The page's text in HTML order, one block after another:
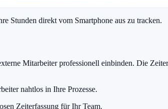
Stunden direkt vom Smartphone aus zu tracken.
Mitarbeiter professionell einbinden. Die
nahtlos in Ihre Prozesse.
Zeiterfassung für Ihr Team.